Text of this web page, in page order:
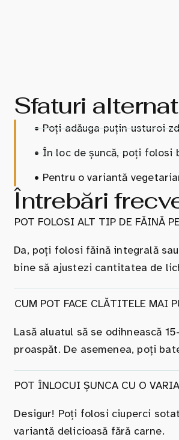
Sfaturi
•Poți adăuga puțin usturoi
•În loc de șuncă, poți folosi
• Pentru o variantă
Întrebări
POT FOLOSI ALT TIP DE FĂINĂ
Da, poți folosi făină integrală
bine să ajustezi cantitatea de
CUM POT FACE CLĂTITELE MAI
Lasă aluatul să se odihnească
proaspăt. De asemenea, poți
POT ÎNLOCUI ȘUNCA CU O
Desigur! Poți folosi ciuperci
variantă delicioasă fără carne.